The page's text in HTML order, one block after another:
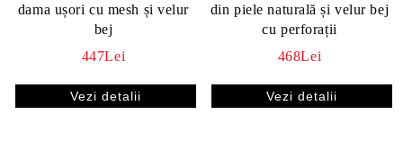
dama ușori cu mesh și velur
bej
447Lei
Vezi detalii
din piele naturală și velur bej
cu perforații
468Lei
Vezi detalii